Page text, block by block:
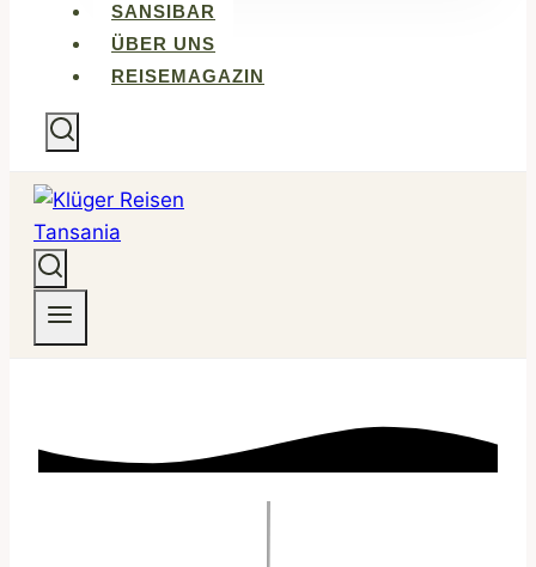
SANSIBAR
ÜBER UNS
REISEMAGAZIN